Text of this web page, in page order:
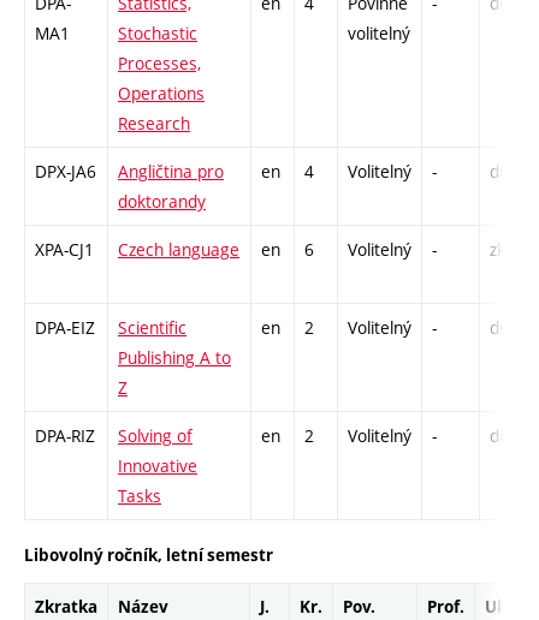
MA1
Stochastic
Processes,
Operations
Research
volitelný
DPX-JA6
Angličtina pro
doktorandy
en 4 Volitelný - drzk
XPA-CJ1 Czech language en 6 Volitelný - zk
DPA-EIZ
Scientific
Publishing A to
Z
en 2 Volitelný - drzk
DPA-RIZ
Solving of
Innovative
Tasks
en 2 Volitelný - drzk
Libovolný ročník, letní semestr
Zkratka Název J. Kr. Pov. Prof. Uk.